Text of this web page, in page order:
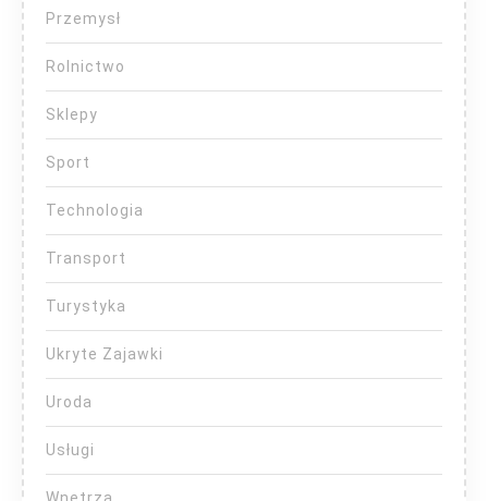
Przemysł
Rolnictwo
Sklepy
Sport
Technologia
Transport
Turystyka
Ukryte Zajawki
Uroda
Usługi